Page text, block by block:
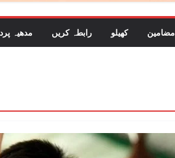
مدھیہ رابطہ کریں کھیلو مضامین